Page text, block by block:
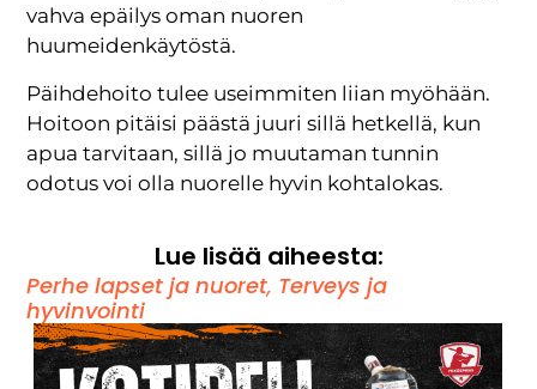
vahva epäilys oman nuoren
huumeidenkäytöstä.
Päihdehoito tulee useimmiten liian myöhään.
Hoitoon pitäisi päästä juuri sillä hetkellä, kun
apua tarvitaan, sillä jo muutaman tunnin
odotus voi olla nuorelle hyvin kohtalokas.
Lue lisää aiheesta:
Perhe lapset ja nuoret, Terveys ja
hyvinvointi